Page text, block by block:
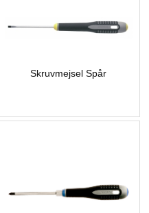
Skruvmejsel Spår